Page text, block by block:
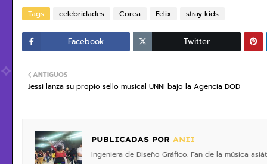
Tags celebridades Corea Felix stray kids
Facebook Twitter
ANTIGUOS
Jessi lanza su propio sello musical UNNI bajo la Agencia DOD
PUBLICADAS POR ANII
Ingeniera de Diseño Gráfico. Fan de la música